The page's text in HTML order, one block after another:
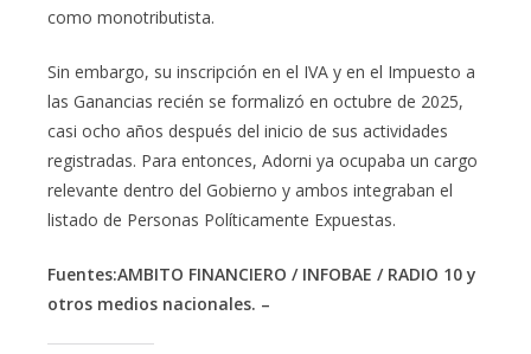
como monotributista.
Sin embargo, su inscripción en el IVA y en el Impuesto a
las Ganancias recién se formalizó en octubre de 2025,
casi ocho años después del inicio de sus actividades
registradas. Para entonces, Adorni ya ocupaba un cargo
relevante dentro del Gobierno y ambos integraban el
listado de Personas Políticamente Expuestas.
Fuentes:AMBITO FINANCIERO / INFOBAE / RADIO 10 y
otros medios nacionales. –